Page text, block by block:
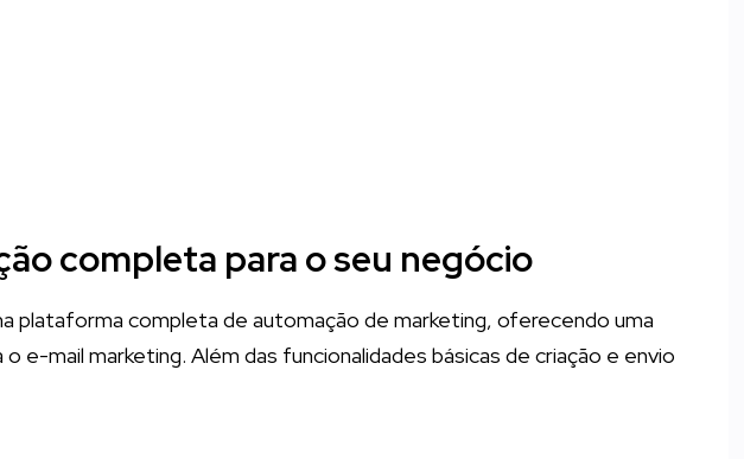
completa para o seu negócio
plataforma completa de automação de marketing, oferecendo uma
e-mail marketing. Além das funcionalidades básicas de criação e envio